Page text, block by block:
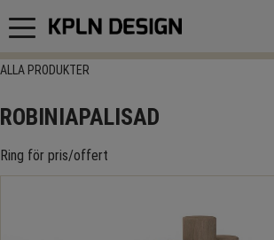
Meny
ALLA PRODUKTER
ROBINIAPALISAD
Ring för pris/offert